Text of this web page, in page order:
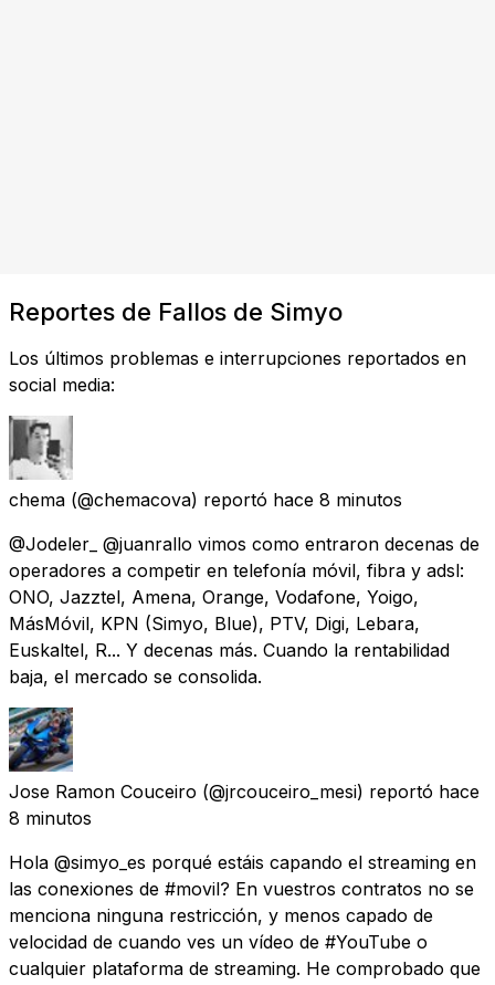
Reportes de Fallos de Simyo
Los últimos problemas e interrupciones reportados en
social media:
chema (@chemacova) reportó hace 8 minutos
@Jodeler_ @juanrallo vimos como entraron decenas de
operadores a competir en telefonía móvil, fibra y adsl:
ONO, Jazztel, Amena, Orange, Vodafone, Yoigo,
MásMóvil, KPN (Simyo, Blue), PTV, Digi, Lebara,
Euskaltel, R... Y decenas más. Cuando la rentabilidad
baja, el mercado se consolida.
Jose Ramon Couceiro (@jrcouceiro_mesi) reportó hace
8 minutos
Hola @simyo_es porqué estáis capando el streaming en
las conexiones de #movil? En vuestros contratos no se
menciona ninguna restricción, y menos capado de
velocidad de cuando ves un vídeo de #YouTube o
cualquier plataforma de streaming. He comprobado que